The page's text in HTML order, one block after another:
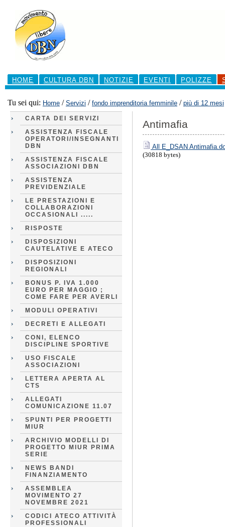
contenuti.
navigazione
Sezioni
HOME
CULTURA DBN NOTIZIE EVENTI POLIZZE
Tu sei qui: Home / Servizi / fondo imprenditoria femminile / più di 12 mesi
CARTA DEI SERVIZI
ASSISTENZA FISCALE
OPERATORI/INSEGNANTI
DBN
ASSISTENZA FISCALE
ASSOCIAZIONI DBN
ASSISTENZA
PREVIDENZIALE
LE PRESTAZIONI E
COLLABORAZIONI
OCCASIONALI .....
RISPOSTE
DISPOSIZIONI
CAUTELATIVE E ATECO
DISPOSIZIONI
REGIONALI
BONUS P. IVA 1.000
EURO PER MAGGIO ;
COME FARE PER AVERLI
MODULI OPERATIVI
DECRETI E ALLEGATI
CONI, ELENCO
DISCIPLINE SPORTIVE
USO FISCALE
ASSOCIAZIONI
LETTERA APERTA AL
CTS
ALLEGATI
COMUNICAZIONE 11.07
SPUNTI PER PROGETTI
MIUR
ARCHIVIO MODELLI DI
PROGETTO MIUR PRIMA
SERIE
NEWS BANDI
FINANZIAMENTO
ASSEMBLEA
MOVIMENTO 27
NOVEMBRE 2021
CODICI ATECO ATTIVITÀ
PROFESSIONALI
Antimafia
All E_DSAN
(30818 bytes)